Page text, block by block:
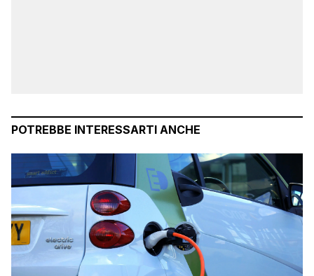
POTREBBE INTERESSARTI ANCHE